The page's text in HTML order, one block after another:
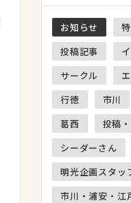
お知らせ
投稿記事
サークル
行徳
市川
葛西
投稿
シーダーさん
明光企画スタッ
市川・浦安・江